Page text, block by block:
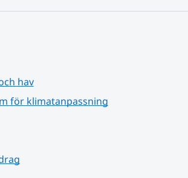
hav
för klimatanpassning